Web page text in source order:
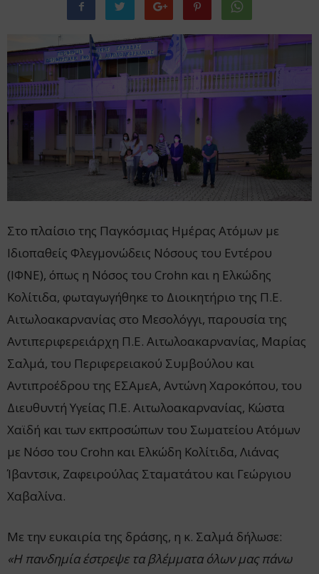
Στο πλαίσιο της Παγκόσμιας Ημέρας Ατόμων με
Ιδιοπαθείς Φλεγμονώδεις Νόσους του Εντέρου
(ΙΦΝΕ), όπως η Νόσος του Crohn και η Ελκώδης
Κολίτιδα, φωταγωγήθηκε το Διοικητήριο της Π.Ε.
Αιτωλοακαρνανίας στο Μεσολόγγι, παρουσία της
Αντιπεριφερειάρχη Π.Ε. Αιτωλοακαρνανίας, Μαρίας
Σαλμά, του Περιφερειακού Συμβούλου και
Αντιπροέδρου της ΕΣΑμεΑ, Αντώνη Χαροκόπου, του
Διευθυντή Υγείας Π.Ε. Αιτωλοακαρνανίας, Κώστα
Χαϊδή και των εκπροσώπων του Σωματείου Ατόμων
με Νόσο του Crohn και Ελκώδη Κολίτιδα, Λιάνας
Ίβαντσικ, Ζαφειρούλας Σταματάτου και Γεώργιου
Χαβαλίνα.
Με την ευκαιρία της δράσης, η κ. Σαλμά δήλωσε:
«Η πανδημία έστρεψε τα βλέμματα όλων μας πάνω